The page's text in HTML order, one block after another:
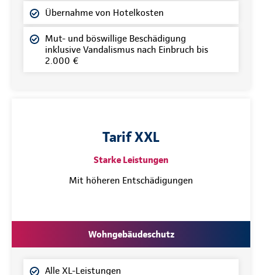
Übernahme von Hotelkosten
Mut- und böswillige Beschädigung
inklusive Vandalismus nach Einbruch bis
2.000 €
Tarif XXL
Starke Leistungen
Mit höheren Entschädigungen
Wohngebäudeschutz
Alle XL-Leistungen